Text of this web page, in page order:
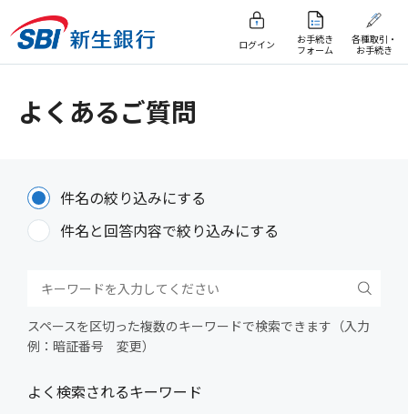
ログイン
お手続き
フォーム
各種取引・
お手続き
よくあるご質問
件名の絞り込みにする
件名と回答内容で絞り込みにする
スペースを区切った複数のキーワードで検索できます（入力
例：暗証番号 変更）
よく検索されるキーワード